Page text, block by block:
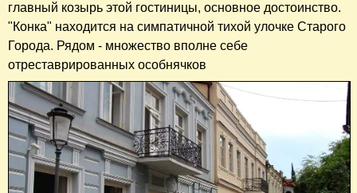
главный козырь этой гостиницы, основное достоинство.
"Конка" находится на симпатичной тихой улочке Старого
Города. Рядом - множество вполне себе
отреставрированных особнячков